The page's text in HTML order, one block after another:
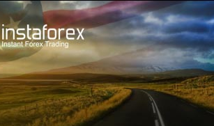
Ҳисоб-варағини тез очиш
Энди иш
учун
Инвесторлар
учун